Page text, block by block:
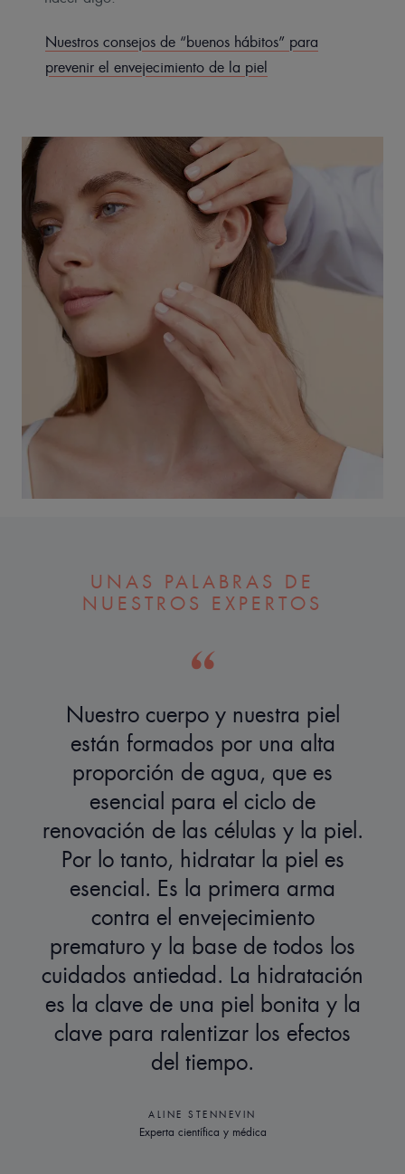
Nuestros consejos de “buenos hábitos” para
prevenir el envejecimiento de la piel
UNAS PALABRAS DE
NUESTROS EXPERTOS
Nuestro cuerpo y nuestra piel
están formados por una alta
proporción de agua, que es
esencial para el ciclo de
renovación de las células y la piel.
Por lo tanto, hidratar la piel es
esencial. Es la primera arma
contra el envejecimiento
prematuro y la base de todos los
cuidados antiedad. La hidratación
es la clave de una piel bonita y la
clave para ralentizar los efectos
del tiempo.
ALINE STENNEVIN
Experta científica y médica